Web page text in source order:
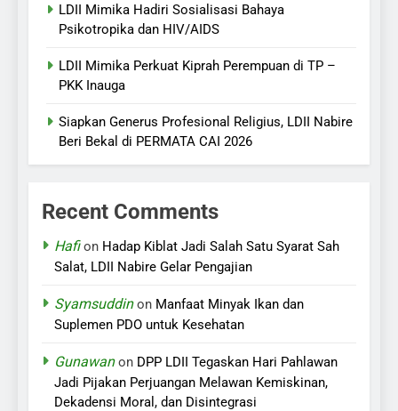
LDII Mimika Hadiri Sosialisasi Bahaya
Psikotropika dan HIV/AIDS
LDII Mimika Perkuat Kiprah Perempuan di TP –
PKK Inauga
Siapkan Generus Profesional Religius, LDII Nabire
Beri Bekal di PERMATA CAI 2026
Recent Comments
Hafion Hadap Kiblat Jadi Salah Satu Syarat Sah
Salat, LDII Nabire Gelar Pengajian
Syamsuddinon Manfaat Minyak Ikan dan
Suplemen PDO untuk Kesehatan
Gunawanon DPP LDII Tegaskan Hari Pahlawan
Jadi Pijakan Perjuangan Melawan Kemiskinan,
Dekadensi Moral, dan Disintegrasi